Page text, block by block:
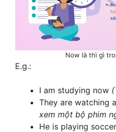
Now là thì gì
E.g.:
I am studying now
They are watching
xem một bộ phim
He is playing